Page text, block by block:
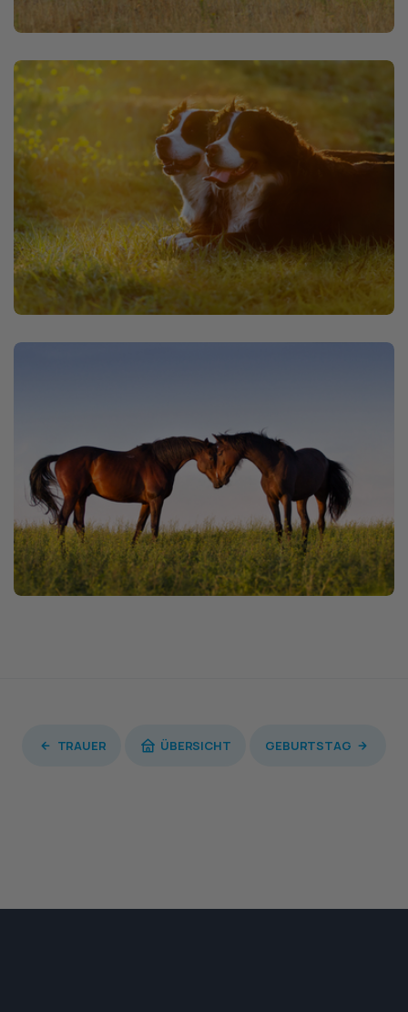
TRAUER ÜBERSICHT GEBURTSTAG